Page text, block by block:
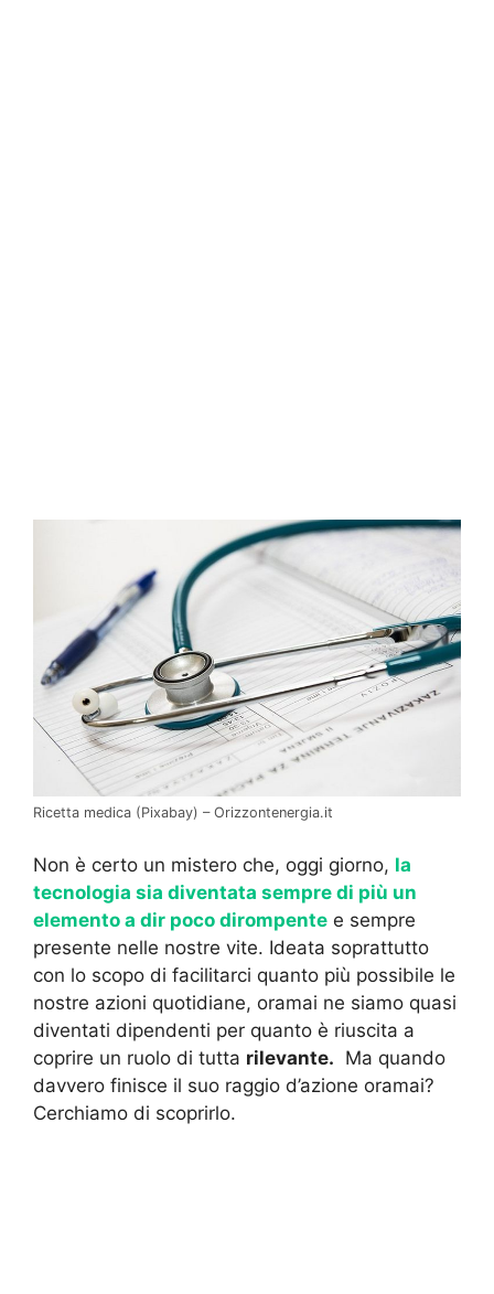
Ricetta medica (Pixabay) – Orizzontenergia.it
Non è certo un mistero che, oggi giorno, la
tecnologia sia diventata sempre di più un
elemento a dir poco dirompente e sempre
presente nelle nostre vite. Ideata soprattutto
con lo scopo di facilitarci quanto più possibile le
nostre azioni quotidiane, oramai ne siamo quasi
diventati dipendenti per quanto è riuscita a
coprire un ruolo di tutta rilevante. Ma quando
davvero finisce il suo raggio d’azione oramai?
Cerchiamo di scoprirlo.